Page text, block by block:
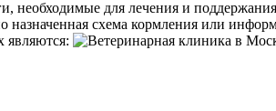
необходимые для лечения и
схема кормления или
являются: